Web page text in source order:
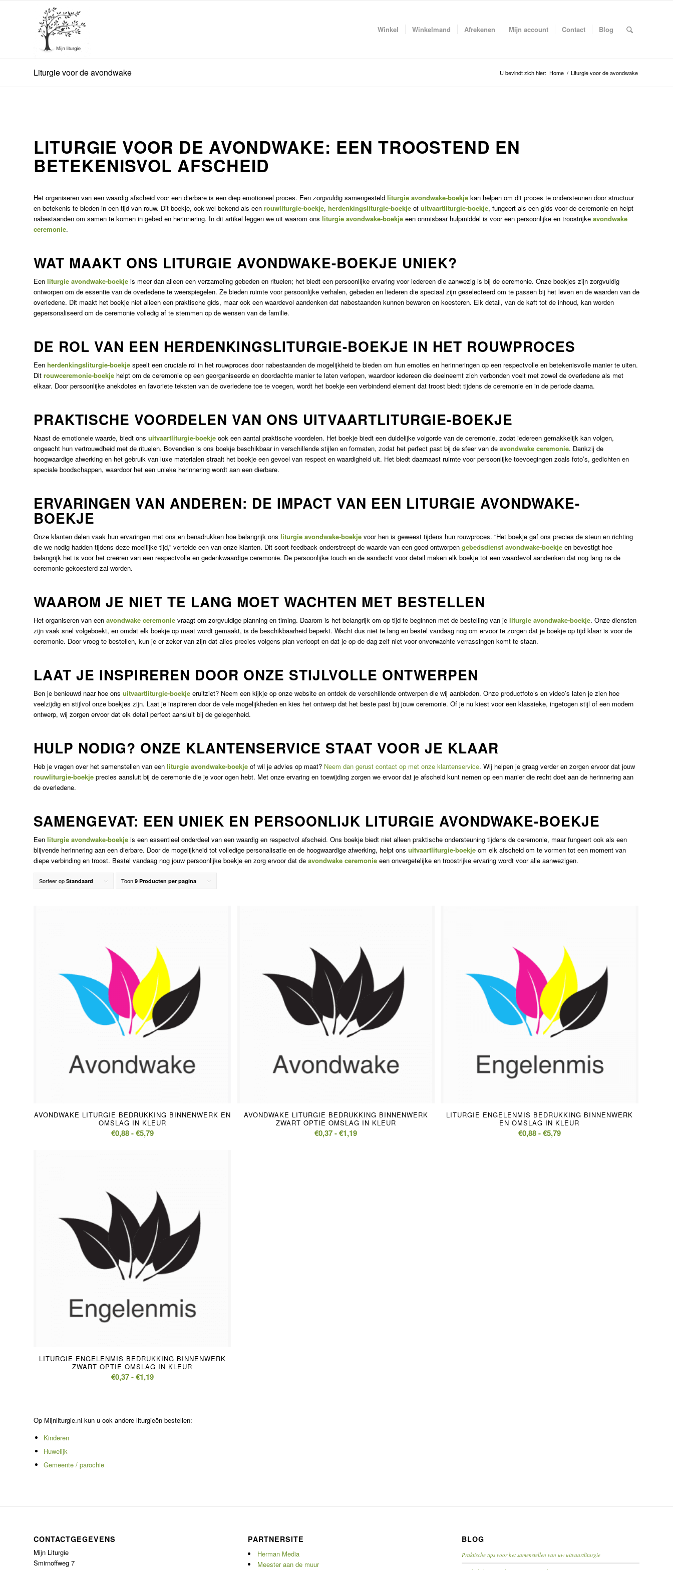
Winkel Winkelmand Afrekenen Mijn account Contact Blog
Liturgie voor de avondwake U bevindt zich hier: Home / Liturgie voor de avondwake
LITURGIE VOOR DE AVONDWAKE: EEN TROOSTEND EN
BETEKENISVOL AFSCHEID
Het organiseren van een waardig afscheid voor een dierbare is een diep emotioneel proces. Een zorgvuldig samengesteld liturgie avondwake-boekje kan helpen om dit proces te ondersteunen door structuur
en betekenis te bieden in een tijd van rouw. Dit boekje, ook wel bekend als een rouwliturgie-boekje, herdenkingsliturgie-boekje of uitvaartliturgie-boekje, fungeert als een gids voor de ceremonie en helpt
nabestaanden om samen te komen in gebed en herinnering. In dit artikel leggen we uit waarom ons liturgie avondwake-boekje een onmisbaar hulpmiddel is voor een persoonlijke en troostrijke avondwake
ceremonie.
WAT MAAKT ONS LITURGIE AVONDWAKE-BOEKJE UNIEK?
Een liturgie avondwake-boekje is meer dan alleen een verzameling gebeden en rituelen; het biedt een persoonlijke ervaring voor iedereen die aanwezig is bij de ceremonie. Onze boekjes zijn zorgvuldig
ontworpen om de essentie van de overledene te weerspiegelen. Ze bieden ruimte voor persoonlijke verhalen, gebeden en liederen die speciaal zijn geselecteerd om te passen bij het leven en de waarden van de
overledene. Dit maakt het boekje niet alleen een praktische gids, maar ook een waardevol aandenken dat nabestaanden kunnen bewaren en koesteren. Elk detail, van de kaft tot de inhoud, kan worden
gepersonaliseerd om de ceremonie volledig af te stemmen op de wensen van de familie.
DE ROL VAN EEN HERDENKINGSLITURGIE-BOEKJE IN HET ROUWPROCES
Een herdenkingsliturgie-boekje speelt een cruciale rol in het rouwproces door nabestaanden de mogelijkheid te bieden om hun emoties en herinneringen op een respectvolle en betekenisvolle manier te uiten.
Dit rouwceremonie-boekje helpt om de ceremonie op een georganiseerde en doordachte manier te laten verlopen, waardoor iedereen die deelneemt zich verbonden voelt met zowel de overledene als met
elkaar. Door persoonlijke anekdotes en favoriete teksten van de overledene toe te voegen, wordt het boekje een verbindend element dat troost biedt tijdens de ceremonie en in de periode daarna.
PRAKTISCHE VOORDELEN VAN ONS UITVAARTLITURGIE-BOEKJE
Naast de emotionele waarde, biedt ons uitvaartliturgie-boekje ook een aantal praktische voordelen. Het boekje biedt een duidelijke volgorde van de ceremonie, zodat iedereen gemakkelijk kan volgen,
ongeacht hun vertrouwdheid met de rituelen. Bovendien is ons boekje beschikbaar in verschillende stijlen en formaten, zodat het perfect past bij de sfeer van de avondwake ceremonie. Dankzij de
hoogwaardige afwerking en het gebruik van luxe materialen straalt het boekje een gevoel van respect en waardigheid uit. Het biedt daarnaast ruimte voor persoonlijke toevoegingen zoals foto’s, gedichten en
speciale boodschappen, waardoor het een unieke herinnering wordt aan een dierbare.
ERVARINGEN VAN ANDEREN: DE IMPACT VAN EEN LITURGIE AVONDWAKE-
BOEKJE
Onze klanten delen vaak hun ervaringen met ons en benadrukken hoe belangrijk ons liturgie avondwake-boekje voor hen is geweest tijdens hun rouwproces. “Het boekje gaf ons precies de steun en richting
die we nodig hadden tijdens deze moeilijke tijd,” vertelde een van onze klanten. Dit soort feedback onderstreept de waarde van een goed ontworpen gebedsdienst avondwake-boekje en bevestigt hoe
belangrijk het is voor het creëren van een respectvolle en gedenkwaardige ceremonie. De persoonlijke touch en de aandacht voor detail maken elk boekje tot een waardevol aandenken dat nog lang na de
ceremonie gekoesterd zal worden.
WAAROM JE NIET TE LANG MOET WACHTEN MET BESTELLEN
Het organiseren van een avondwake ceremonie vraagt om zorgvuldige planning en timing. Daarom is het belangrijk om op tijd te beginnen met de bestelling van je liturgie avondwake-boekje. Onze diensten
zijn vaak snel volgeboekt, en omdat elk boekje op maat wordt gemaakt, is de beschikbaarheid beperkt. Wacht dus niet te lang en bestel vandaag nog om ervoor te zorgen dat je boekje op tijd klaar is voor de
ceremonie. Door vroeg te bestellen, kun je er zeker van zijn dat alles precies volgens plan verloopt en dat je op de dag zelf niet voor onverwachte verrassingen komt te staan.
LAAT JE INSPIREREN DOOR ONZE STIJLVOLLE ONTWERPEN
Ben je benieuwd naar hoe ons uitvaartliturgie-boekje eruitziet? Neem een kijkje op onze website en ontdek de verschillende ontwerpen die wij aanbieden. Onze productfoto’s en video’s laten je zien hoe
veelzijdig en stijlvol onze boekjes zijn. Laat je inspireren door de vele mogelijkheden en kies het ontwerp dat het beste past bij jouw ceremonie. Of je nu kiest voor een klassieke, ingetogen stijl of een modern
ontwerp, wij zorgen ervoor dat elk detail perfect aansluit bij de gelegenheid.
HULP NODIG? ONZE KLANTENSERVICE STAAT VOOR JE KLAAR
Heb je vragen over het samenstellen van een liturgie avondwake-boekje of wil je advies op maat? Neem dan gerust contact op met onze klantenservice. Wij helpen je graag verder en zorgen ervoor dat jouw
rouwliturgie-boekje precies aansluit bij de ceremonie die je voor ogen hebt. Met onze ervaring en toewijding zorgen we ervoor dat je afscheid kunt nemen op een manier die recht doet aan de herinnering aan
de overledene.
SAMENGEVAT: EEN UNIEK EN PERSOONLIJK LITURGIE AVONDWAKE-BOEKJE
Een liturgie avondwake-boekje is een essentieel onderdeel van een waardig en respectvol afscheid. Ons boekje biedt niet alleen praktische ondersteuning tijdens de ceremonie, maar fungeert ook als een
blijvende herinnering aan een dierbare. Door de mogelijkheid tot volledige personalisatie en de hoogwaardige afwerking, helpt ons uitvaartliturgie-boekje om elk afscheid om te vormen tot een moment van
diepe verbinding en troost. Bestel vandaag nog jouw persoonlijke boekje en zorg ervoor dat de avondwake ceremonie een onvergetelijke en troostrijke ervaring wordt voor alle aanwezigen.
Sorteer op Standaard Toon 9 Producten per pagina
AVONDWAKE LITURGIE BEDRUKKING BINNENWERK EN
OMSLAG IN KLEUR
€0,88-€5,79Prijsklasse:
AVONDWAKE LITURGIE BEDRUKKING BINNENWERK
ZWART OPTIE OMSLAG IN KLEUR
€0,37-€1,19Prijsklasse:
LITURGIE ENGELENMIS BEDRUKKING BINNENWERK
EN OMSLAG IN KLEUR
€0,88-€5,79Prijsklasse:
LITURGIE ENGELENMIS BEDRUKKING BINNENWERK
ZWART OPTIE OMSLAG IN KLEUR
€0,37-€1,19Prijsklasse:
Op Mijnliturgie.nl kun u ook andere liturgieën bestellen:
Kinderen
Huwelijk
Gemeente / parochie
CONTACTGEGEVENS
Mijn Liturgie
Smirnoffweg 7
PARTNERSITE
Herman Media
Meester aan de muur
BLOG
Praktische tips voor het samenstellen van uw uitvaartliturgie